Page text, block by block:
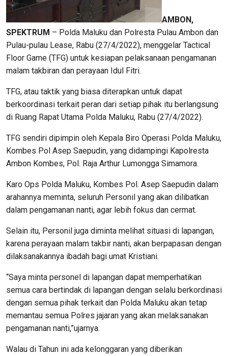
AMBON,
SPEKTRUM – Polda Maluku dan Polresta Pulau Ambon dan
Pulau-pulau Lease, Rabu (27/4/2022), menggelar Tactical
Floor Game (TFG) untuk kesiapan pelaksanaan pengamanan
malam takbiran dan perayaan Idul Fitri.
TFG, atau taktik yang biasa diterapkan untuk dapat
berkoordinasi terkait peran dari setiap pihak itu berlangsung
di Ruang Rapat Utama Polda Maluku, Rabu (27/4/2022).
TFG sendiri dipimpin oleh Kepala Biro Operasi Polda Maluku,
Kombes Pol Asep Saepudin, yang didampingi Kapolresta
Ambon Kombes, Pol. Raja Arthur Lumongga Simamora.
Karo Ops Polda Maluku, Kombes Pol. Asep Saepudin dalam
arahannya meminta, seluruh Personil yang akan dilibatkan
dalam pengamanan nanti, agar lebih fokus dan cermat.
Selain itu, Personil juga diminta melihat situasi di lapangan,
karena perayaan malam takbir nanti, akan berpapasan dengan
dilaksanakannya ibadah bagi umat Kristiani.
“Saya minta personel di lapangan dapat memperhatikan
semua cara bertindak di lapangan dengan selalu berkordinasi
dengan semua pihak terkait dan Polda Maluku akan tetap
memantau semua Polres jajaran yang akan melaksanakan
pengamanan nanti,”ujarnya.
Walau di Tahun ini ada kelonggaran yang diberikan